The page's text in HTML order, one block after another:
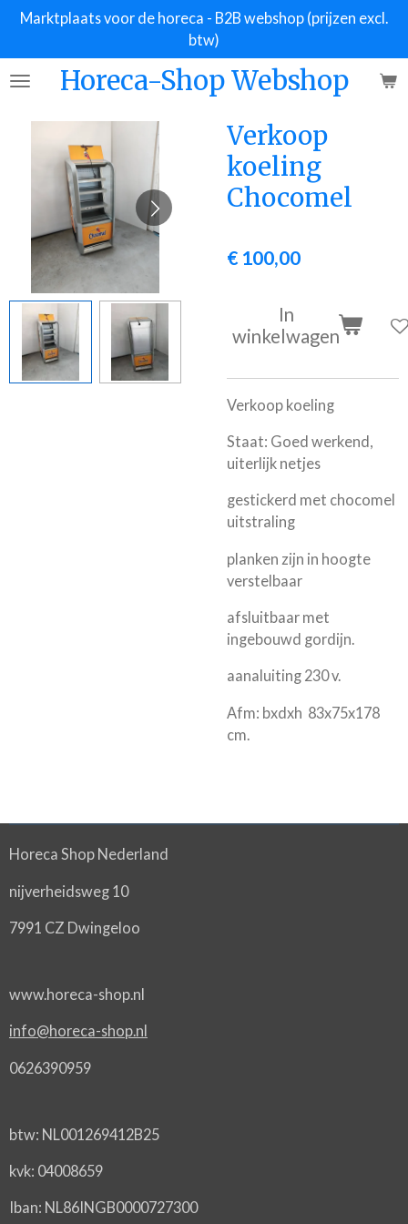
Ga
naar
de
Horeca-Shop Webshop
Marktplaats voor de horeca - B2B webshop (prijzen excl.
btw)
Verkoop
koeling
Chocomel
€ 100,00
In
winkelwagen
Verkoop koeling
Staat: Goed werkend,
uiterlijk netjes
gestickerd met chocomel
uitstraling
planken zijn in hoogte
verstelbaar
afsluitbaar met
ingebouwd gordijn.
aanaluiting 230 v.
Afm: bxdxh 83x75x178
cm.
Horeca Shop Nederland
nijverheidsweg 10
7991 CZ Dwingeloo
www.horeca-shop.nl
info@horeca-shop.nl
0626390959
btw: NL001269412B25
kvk: 04008659
Iban: NL86INGB0000727300